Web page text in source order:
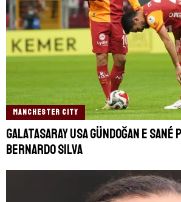
MANCHESTER CITY
Galatasaray usa Gündoğan e
Bernardo Silva